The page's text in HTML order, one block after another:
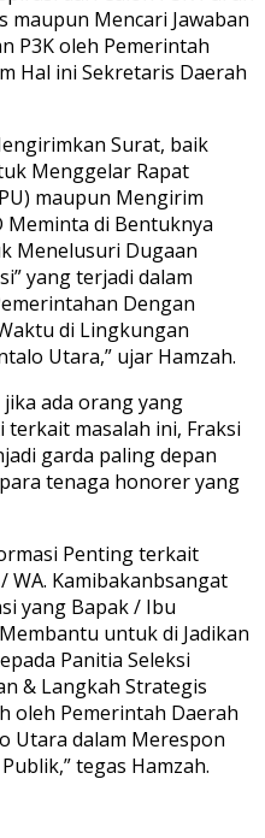
maupun Mencari Jawaban
P3K oleh Pemerintah
Hal ini Sekretaris Daerah
Surat, baik
Menggelar Rapat
maupun Mengirim
Meminta di Bentuknya
Menelusuri Dugaan
yang terjadi dalam
Dengan
di Lingkungan
Utara,” ujar Hamzah.
ada orang yang
masalah ini, Fraksi
garda paling depan
tenaga honorer yang
Penting terkait
WA. Kamibakanbsangat
yang Bapak / Ibu
untuk di Jadikan
Panitia Seleksi
& Langkah Strategis
oleh Pemerintah Daerah
Utara dalam Merespon
tegas Hamzah.